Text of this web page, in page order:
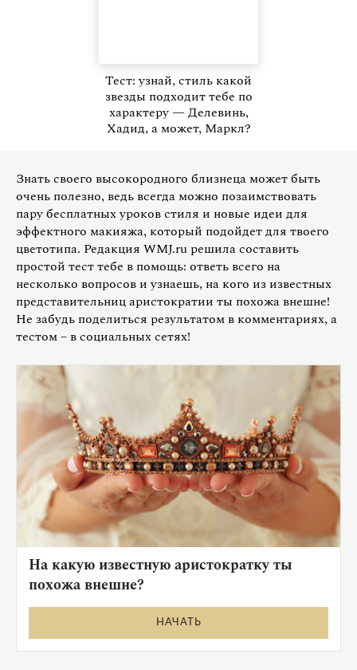
Тест: узнай, стиль какой
звезды подходит тебе по
характеру — Делевинь,
Хадид, а может, Маркл?
Знать своего высокородного близнеца может быть
очень полезно, ведь всегда можно позаимствовать
пару бесплатных уроков стиля и новые идеи для
эффектного макияжа, который подойдет для твоего
цветотипа. Редакция WMJ.ru решила составить
простой тест тебе в помощь: ответь всего на
несколько вопросов и узнаешь, на кого из известных
представительниц аристократии ты похожа внешне!
Не забудь поделиться результатом в комментариях, а
тестом – в социальных сетях!